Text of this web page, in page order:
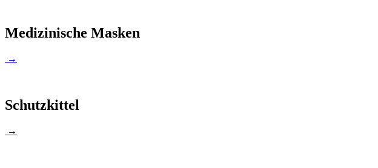
Medizinische Masken
→
Schutzkittel
→